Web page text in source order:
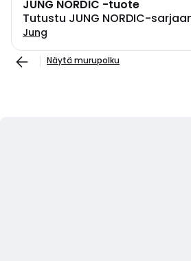
JUNG NORDIC -tuote
Tutustu JUNG NORDIC-
Jung
Näytä murupolku